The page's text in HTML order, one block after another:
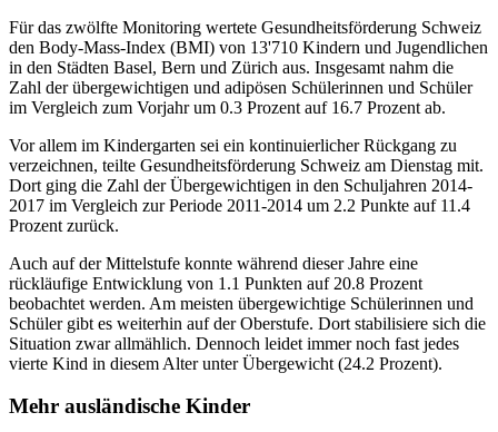
Für das zwölfte Monitoring wertete Gesundheitsförderung Schweiz
den Body-Mass-Index (BMI) von 13'710 Kindern und Jugendlichen
in den Städten Basel, Bern und Zürich aus. Insgesamt nahm die
Zahl der übergewichtigen und adipösen Schülerinnen und Schüler
im Vergleich zum Vorjahr um 0.3 Prozent auf 16.7 Prozent ab.
Vor allem im Kindergarten sei ein kontinuierlicher Rückgang zu
verzeichnen, teilte Gesundheitsförderung Schweiz am Dienstag mit.
Dort ging die Zahl der Übergewichtigen in den Schuljahren 2014-
2017 im Vergleich zur Periode 2011-2014 um 2.2 Punkte auf 11.4
Prozent zurück.
Auch auf der Mittelstufe konnte während dieser Jahre eine
rückläufige Entwicklung von 1.1 Punkten auf 20.8 Prozent
beobachtet werden. Am meisten übergewichtige Schülerinnen und
Schüler gibt es weiterhin auf der Oberstufe. Dort stabilisiere sich die
Situation zwar allmählich. Dennoch leidet immer noch fast jedes
vierte Kind in diesem Alter unter Übergewicht (24.2 Prozent).
Mehr ausländische Kinder